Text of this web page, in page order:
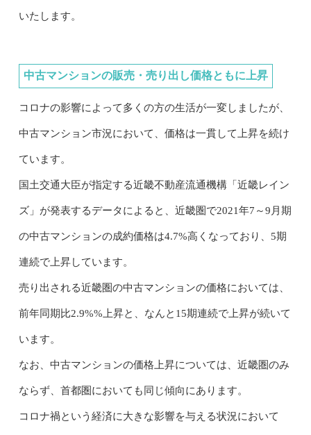
いたします。
中古マンションの販売・売り出し価格ともに上昇
コロナの影響によって多くの方の生活が一変しましたが、
中古マンション市況において、価格は一貫して上昇を続け
ています。
国土交通大臣が指定する近畿不動産流通機構「近畿レイン
ズ」が発表するデータによると、近畿圏で2021年7～9月期
の中古マンションの成約価格は4.7%高くなっており、5期
連続で上昇しています。
売り出される近畿圏の中古マンションの価格においては、
前年同期比2.9%%上昇と、なんと15期連続で上昇が続いて
います。
なお、中古マンションの価格上昇については、近畿圏のみ
ならず、首都圏においても同じ傾向にあります。
コロナ禍という経済に大きな影響を与える状況において